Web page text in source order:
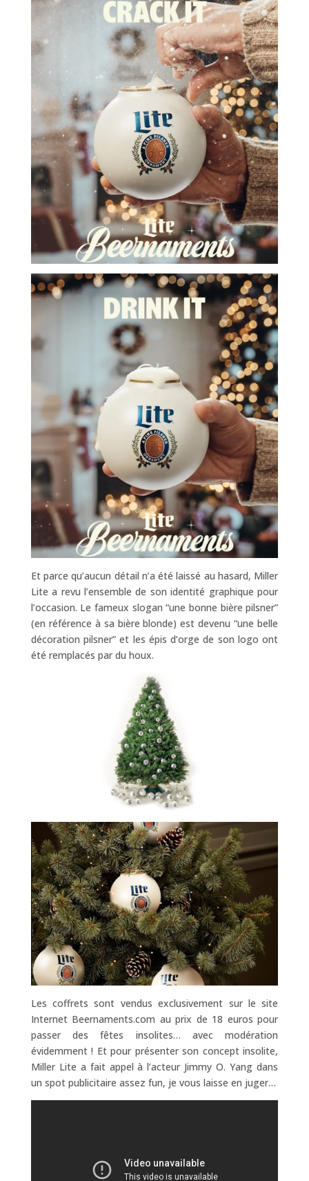
Et parce qu’aucun détail n’a été laissé au hasard, Miller
Lite a revu l’ensemble de son identité graphique pour
l’occasion. Le fameux slogan “une bonne bière pilsner”
(en référence à sa bière blonde) est devenu “une belle
décoration pilsner” et les épis d’orge de son logo ont
été remplacés par du houx.
Les coffrets sont vendus exclusivement sur le site
Internet Beernaments.com au prix de 18 euros pour
passer des fêtes insolites… avec modération
évidemment ! Et pour présenter son concept insolite,
Miller Lite a fait appel à l’acteur Jimmy O. Yang dans
un spot publicitaire assez fun, je vous laisse en juger…